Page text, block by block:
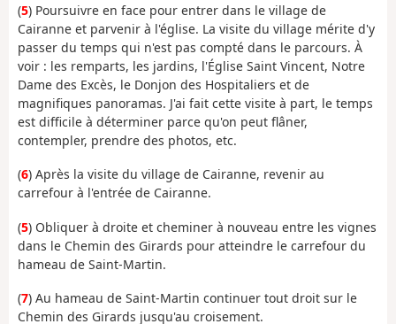
(5) Poursuivre en face pour entrer dans le village de
Cairanne et parvenir à l'église. La visite du village mérite d'y
passer du temps qui n'est pas compté dans le parcours. À
voir : les remparts, les jardins, l'Église Saint Vincent, Notre
Dame des Excès, le Donjon des Hospitaliers et de
magnifiques panoramas. J'ai fait cette visite à part, le temps
est difficile à déterminer parce qu'on peut flâner,
contempler, prendre des photos, etc.
(6) Après la visite du village de Cairanne, revenir au
carrefour à l'entrée de Cairanne.
(5) Obliquer à droite et cheminer à nouveau entre les vignes
dans le Chemin des Girards pour atteindre le carrefour du
hameau de Saint-Martin.
(7) Au hameau de Saint-Martin continuer tout droit sur le
Chemin des Girards jusqu'au croisement.